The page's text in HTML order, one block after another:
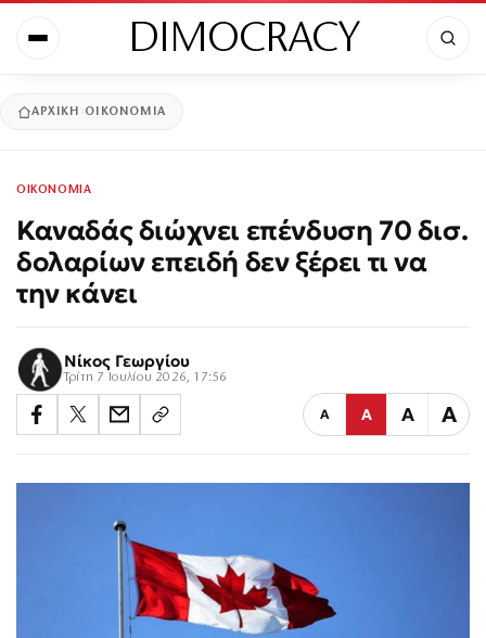
DIMOCRACY
ΑΡΧΙΚΉ ΟΙΚΟΝΟΜΙΑ
ΟΙΚΟΝΟΜΙΑ
Καναδάς διώχνει επένδυση 70 δισ.
δολαρίων επειδή δεν ξέρει τι να
την κάνει
Νίκος Γεωργίου
Τρίτη 7 Ιουλίου 2026, 17:56
Α Α Α Α